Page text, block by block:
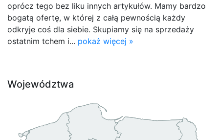
oprócz tego bez liku innych artykułów. Mamy bardzo
bogatą ofertę, w której z całą pewnością każdy
odkryje coś dla siebie. Skupiamy się na sprzedaży
ostatnim tchem i... pokaż więcej »
Województwa